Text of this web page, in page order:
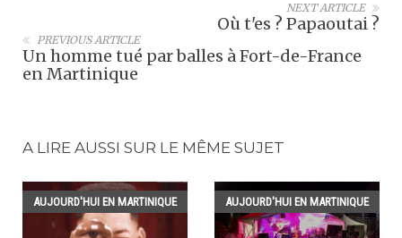
NEXT ARTICLE
Où t'es ? Papaoutai ?
PREVIOUS ARTICLE
Un homme tué par balles à Fort-de-France
en Martinique
A LIRE AUSSI SUR LE MÊME SUJET
AUJOURD'HUI EN MARTINIQUE AUJOURD'HUI EN MARTINIQUE